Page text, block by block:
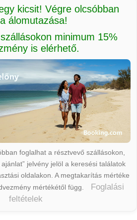
kicsit! Végre olcsóbban
álomutazása!
minimum 15%
is elérhető.
foglalhat a résztvevő szállásokon,
jelvény jelöl a keresési találatok
oldalakon. A megtakarítás mértéke
mértékétől függ.
Foglalási
feltételek